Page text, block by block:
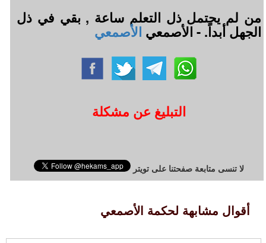
من لم يحتمل ذل التعلم ساعة , بقي في ذل
الجهل أبداً. - الأصمعي الأصمعي
التبليغ عن مشكلة
لا تنسى متابعة صفحتنا على تويتر
أقوال مشابهة لحكمة الأصمعي